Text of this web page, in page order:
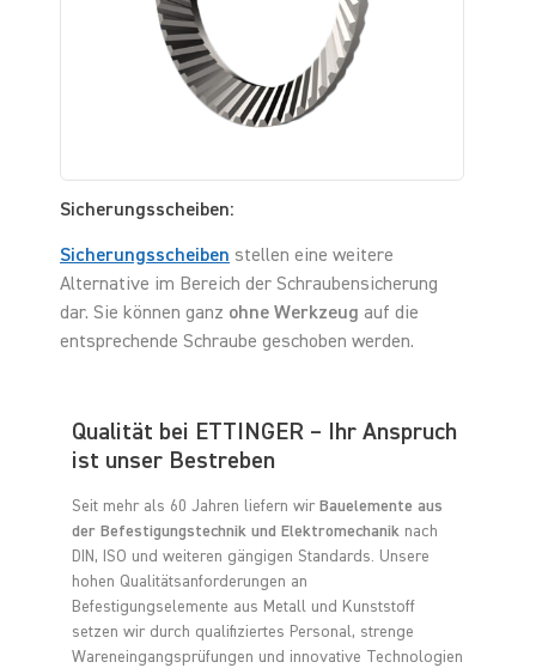
Sicherungsscheiben:
Sicherungsscheiben stellen eine weitere
Alternative im Bereich der Schraubensicherung
dar. Sie können ganz ohne Werkzeug auf die
entsprechende Schraube geschoben werden.
Qualität bei ETTINGER – Ihr Anspruch
ist unser Bestreben
Seit mehr als 60 Jahren liefern wir Bauelemente aus
der Befestigungstechnik und Elektromechanik nach
DIN, ISO und weiteren gängigen Standards. Unsere
hohen Qualitätsanforderungen an
Befestigungselemente aus Metall und Kunststoff
setzen wir durch qualifiziertes Personal, strenge
Wareneingangsprüfungen und innovative Technologien